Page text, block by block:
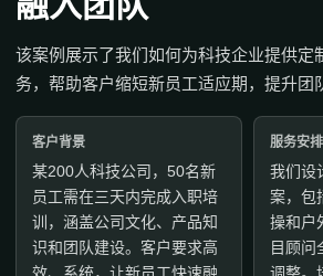
该案例展示了我们如何为科技企业提供定
务，帮助客户缩短新员工适应期，提升团
客户背景
某200人科技公司，50名新
员工需在三天内完成入职培
训，涵盖公司文化、产品知
识和团队建设。客户要求高
服务安排
我们设
案，包
操和户
目顾问